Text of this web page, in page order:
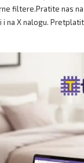
filtere.Pratite nas na
na X nalogu.